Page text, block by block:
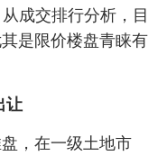
成交排行分析，目
是限价楼盘青睐有
让
，在一级土地市